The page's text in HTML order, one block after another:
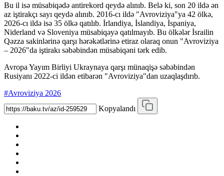
Bu il isə müsabiqədə antirekord qeydə alınıb. Belə ki, son 20 ildə ən
az iştirakçı sayı qeydə alınıb. 2016-cı ildə "Avroviziya"ya 42 ölkə,
2026-cı ildə isə 35 ölkə qatılıb. İrlandiya, İslandiya, İspaniya,
Niderland və Sloveniya müsabiqəyə qatılmayıb. Bu ölkələr İsrailin
Qəzza sakinlərinə qarşı hərəkətlərinə etiraz olaraq onun "Avroviziya
– 2026"da iştirakı səbəbindən müsabiqəni tərk edib.
Avropa Yayım Birliyi Ukraynaya qarşı münaqişə səbəbindən
Rusiyanı 2022-ci ildən etibarən "Avroviziya"dan uzaqlaşdırıb.
#Avroviziya 2026
Kopyalandı